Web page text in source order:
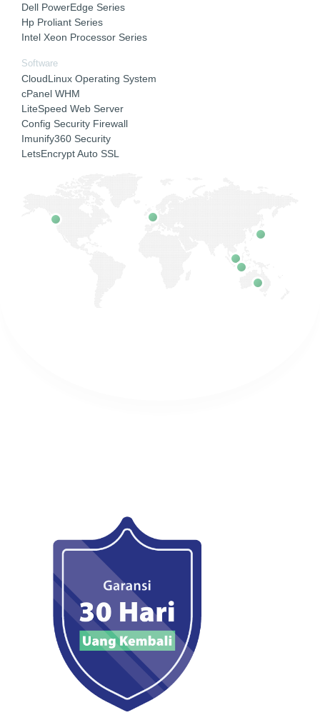
Dell PowerEdge Series
Hp Proliant Series
Intel Xeon Processor Series
Software
CloudLinux Operating System
cPanel WHM
LiteSpeed Web Server
Config Security Firewall
Imunify360 Security
LetsEncrypt Auto SSL